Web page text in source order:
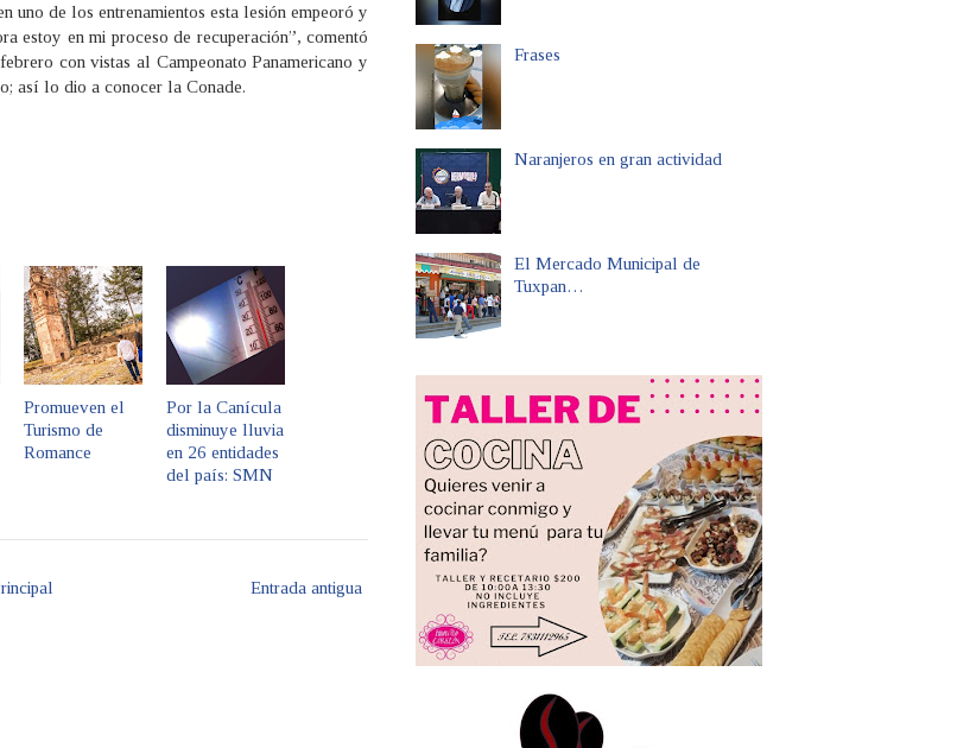
de los entrenamientos esta lesión empeoró y
estoy en mi proceso de recuperación”, comentó
con vistas al Campeonato Panamericano y
así lo dio a conocer la Conade.
Promueven el
Turismo de
Romance
Por la Canícula
disminuye lluvia
en 26 entidades
del país: SMN
Entrada antigua
Frases
Naranjeros en gran actividad
El Mercado Municipal de
Tuxpan…